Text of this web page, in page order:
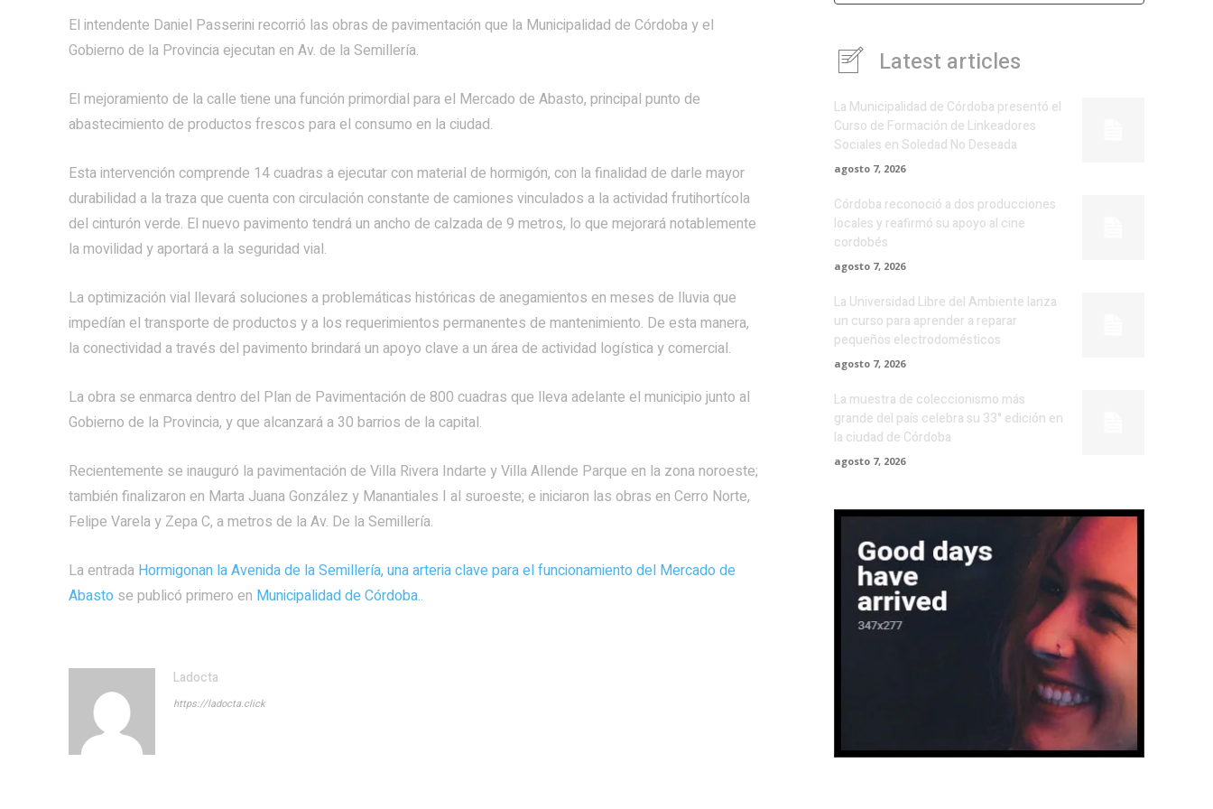
El intendente Daniel Passerini recorrió las obras de pavimentación que la Municipalidad de Córdoba y el
Gobierno de la Provincia ejecutan en Av. de la Semillería.
El mejoramiento de la calle tiene una función primordial para el Mercado de Abasto, principal punto de
abastecimiento de productos frescos para el consumo en la ciudad.
Esta intervención comprende 14 cuadras a ejecutar con material de hormigón, con la finalidad de darle mayor
durabilidad a la traza que cuenta con circulación constante de camiones vinculados a la actividad frutihortícola
del cinturón verde. El nuevo pavimento tendrá un ancho de calzada de 9 metros, lo que mejorará notablemente
la movilidad y aportará a la seguridad vial.
La optimización vial llevará soluciones a problemáticas históricas de anegamientos en meses de lluvia que
impedían el transporte de productos y a los requerimientos permanentes de mantenimiento. De esta manera,
la conectividad a través del pavimento brindará un apoyo clave a un área de actividad logística y comercial.
La obra se enmarca dentro del Plan de Pavimentación de 800 cuadras que lleva adelante el municipio junto al
Gobierno de la Provincia, y que alcanzará a 30 barrios de la capital.
Recientemente se inauguró la pavimentación de Villa Rivera Indarte y Villa Allende Parque en la zona noroeste;
también finalizaron en Marta Juana González y Manantiales I al suroeste; e iniciaron las obras en Cerro Norte,
Felipe Varela y Zepa C, a metros de la Av. De la Semillería.
La entrada Hormigonan la Avenida de la Semillería, una arteria clave para el funcionamiento del Mercado de
Abasto se publicó primero en Municipalidad de Córdoba..
Ladocta
https://ladocta.click
Latest articles
La Municipalidad de Córdoba presentó el
Curso de Formación de Linkeadores
Sociales en Soledad No Deseada
agosto 7, 2026
Córdoba reconoció a dos producciones
locales y reafirmó su apoyo al cine
cordobés
agosto 7, 2026
La Universidad Libre del Ambiente lanza
un curso para aprender a reparar
pequeños electrodomésticos
agosto 7, 2026
La muestra de coleccionismo más
grande del país celebra su 33° edición en
la ciudad de Córdoba
agosto 7, 2026